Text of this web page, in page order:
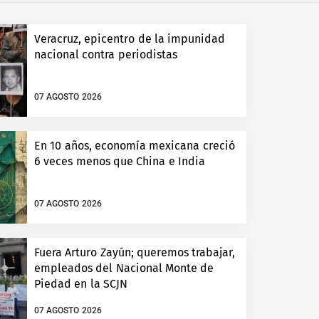
Veracruz, epicentro de la impunidad
nacional contra periodistas
07 AGOSTO 2026
En 10 años, economía mexicana creció
6 veces menos que China e India
07 AGOSTO 2026
Fuera Arturo Zayún; queremos trabajar,
empleados del Nacional Monte de
Piedad en la SCJN
07 AGOSTO 2026